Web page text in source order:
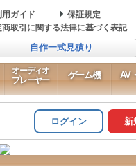
用ガイド 保証規定
商取引に関する法律に基づく表記
自作一式見積り
オーディオ
プレーヤー
ゲーム機 AV
ログイン 新